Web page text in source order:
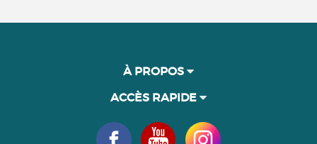
À PROPOS
ACCÈS RAPIDE